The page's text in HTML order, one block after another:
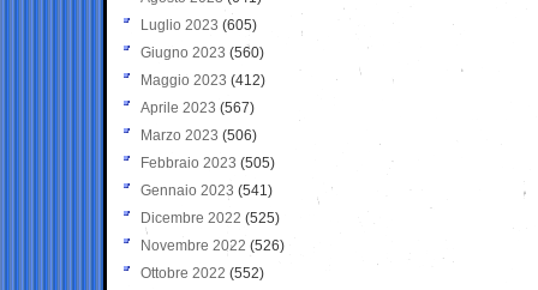
Luglio 2023 (605)
Giugno 2023 (560)
Maggio 2023 (412)
Aprile 2023 (567)
Marzo 2023 (506)
Febbraio 2023 (505)
Gennaio 2023 (541)
Dicembre 2022 (525)
Novembre 2022 (526)
Ottobre 2022 (552)